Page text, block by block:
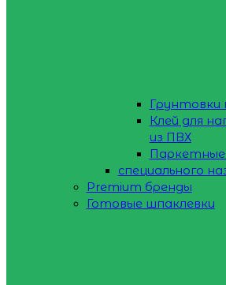
Грунтовки
Клей для
из ПВХ
Паркетные
специального
Premium бренды
Готовые шпаклевки